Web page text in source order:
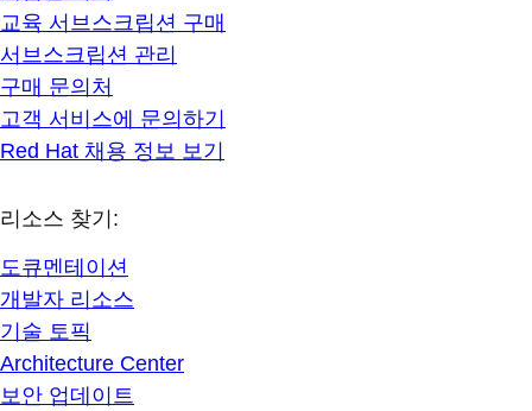
교육 서브스크립션 구매
서브스크립션 관리
구매 문의처
고객 서비스에 문의하기
Red Hat 채용 정보 보기
리소스 찾기:
도큐멘테이션
개발자 리소스
기술 토픽
Architecture Center
보안 업데이트